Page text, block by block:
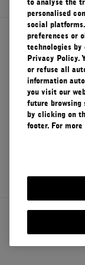
FILMS
À PROPOS
Compte
Panier(0)
À propos de Le Labo
Service clients
Confidentialité et
to analyse the
personalised
social
preferences or
technologies
Privacy Policy.
or refuse all
information
you visit our
future browsing
by clicking on
footer. For